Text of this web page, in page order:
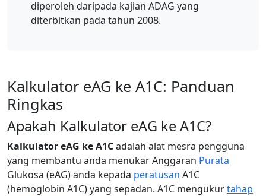
diperoleh daripada kajian ADAG yang
diterbitkan pada tahun 2008.
Kalkulator eAG ke A1C: Panduan
Ringkas
Apakah Kalkulator eAG ke A1C?
Kalkulator eAG ke A1Cadalah alat mesra pengguna
yang membantu anda menukar Anggaran Purata
Glukosa (eAG) anda kepada peratusan A1C
(hemoglobin A1C) yang sepadan. A1C mengukurtahap